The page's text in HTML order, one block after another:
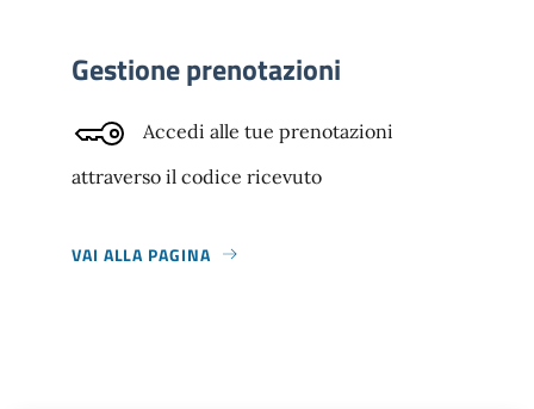
Gestione prenotazioni
Accedi alle tue prenotazioni
attraverso il codice ricevuto
VAI ALLA PAGINA